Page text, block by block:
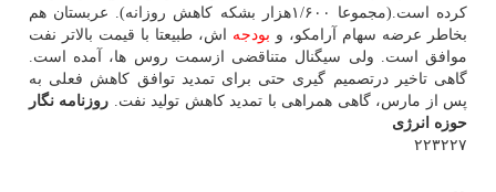
كرده است.(مجموعا ۱/۶۰۰هزار بشكه كاهش روزانه). عربستان هم
بخاطر عرضه سهام آرامكو، و بودجه اش، طبیعتا با قیمت بالاتر نفت
موافق است. ولی سیگنال متناقضی ازسمت روس ها، آمده است.
گاهی تاخیر درتصمیم گیری حتی برای تمدید توافق كاهش فعلی به
پس از مارس، گاهی همراهی با تمدید كاهش تولید نفت. روزنامه نگار
حوزه انرژی
۲۲۳۲۲۷